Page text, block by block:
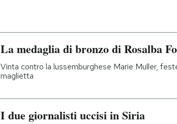
La medaglia di bronzo di Rosalba
Vinta contro la lussemburghese Marie Muller,
maglietta
I due giornalisti uccisi in Siria